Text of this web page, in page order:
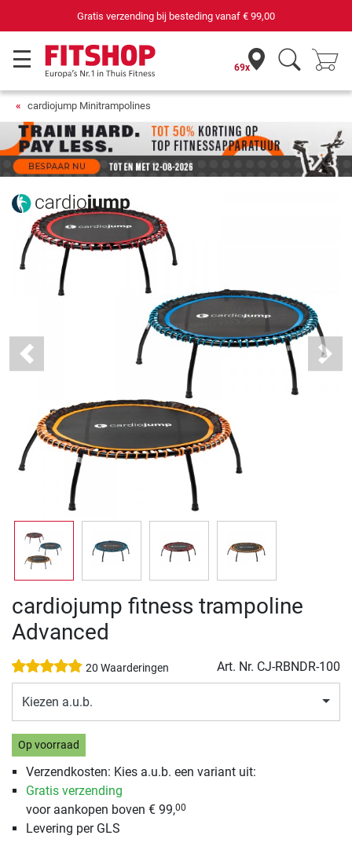
69 filialen met 75 eigen servicemonteurs
69x
cardiojump Minitrampolines
Previous Next
cardiojump fitness trampoline
Advanced
20 Waarderingen Art. Nr. CJ-RBNDR-100
Kiezen a.u.b.
Op voorraad
Verzendkosten: Kies a.u.b. een variant uit:
Gratis verzending
voor aankopen boven € 99,00
Levering per GLS